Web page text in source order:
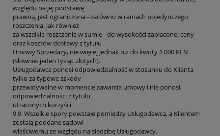
względu na jej podstawę
prawną, jest ograniczona - zarówno w ramach pojedynczego
roszczenia, jak również
za wszelkie roszczenia w sumie - do wysokości zapłaconej ceny
oraz kosztów dostawy z tytułu
Umowy Sprzedaży, nie więcej jednak niż do kwoty 1 000 PLN
(słownie: jeden tysiąc złotych).
Usługodawca ponosi odpowiedzialność w stosunku do Klienta
tylko za typowe szkody
przewidywalne w momencie zawarcia umowy i nie ponosi
odpowiedzialności z tytułu
utraconych korzyści.
9.9. Wszelkie spory powstałe pomiędzy Usługodawcą, a Klientem
zostają poddane sądowi
właściwemu ze względu na siedzibę Usługodawcy.